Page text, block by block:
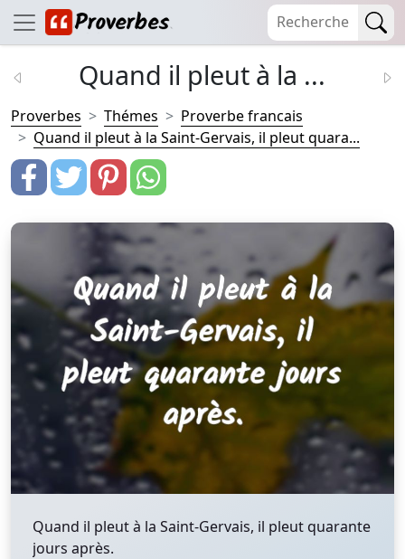
Quand il pleut à la ...
Proverbes Thémes
Proverbe francais
Quand il pleut à la Saint-Gervais, il pleut quara...
Quand il pleut à la Saint-Gervais, il pleut quarante
jours après.